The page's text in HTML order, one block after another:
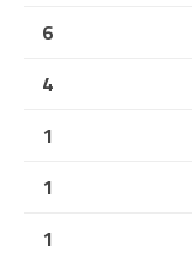
6
4
1
1
1